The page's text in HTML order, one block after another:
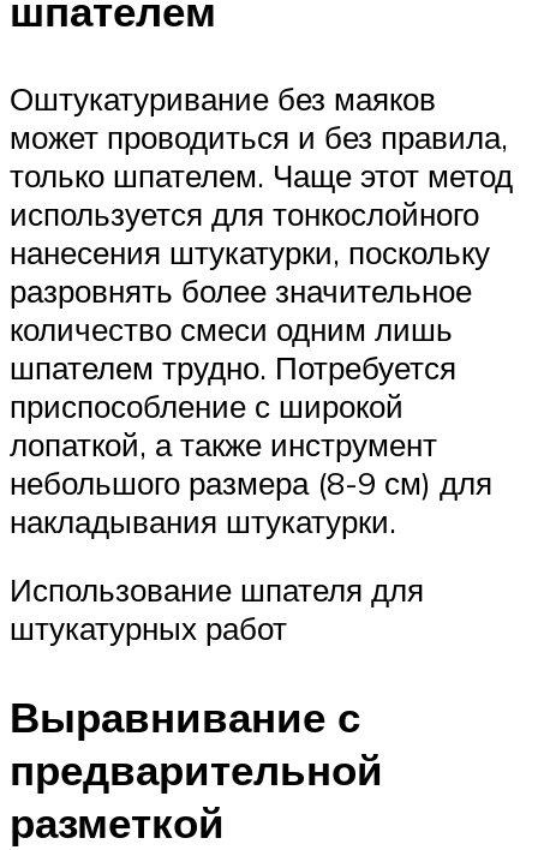
Оштукатуривание без маяков
может проводиться и без правила,
только шпателем. Чаще этот метод
используется для тонкослойного
нанесения штукатурки, поскольку
разровнять более значительное
количество смеси одним лишь
шпателем трудно. Потребуется
приспособление с широкой
лопаткой, а также инструмент
небольшого размера (8-9 см) для
накладывания штукатурки.
Использование шпателя для
штукатурных работ
Выравнивание с
предварительной
разметкой